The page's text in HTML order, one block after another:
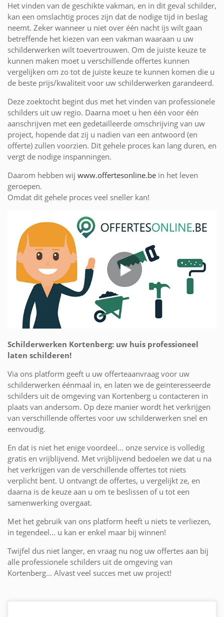
Het vinden van de geschikte vakman, en in dit geval schilder,
kan een omslachtig proces zijn dat de nodige tijd in beslag
neemt. Zeker wanneer u niet over één nacht ijs wilt gaan
betreffende het kiezen van een vakman waaraan u uw
schilderwerken wilt toevertrouwen. Om de juiste keuze te
kunnen maken moet u verschillende offertes kunnen
vergelijken om zo tot de juiste keuze te kunnen komen die u
de beste prijs/kwaliteit voor uw schilderwerken garandeerd.
Deze zoektocht begint dus met het vinden van professionele
schilders uit uw regio. Daarna moet u hen één voor één
aanschrijven met een gedetailleerde omschrijving van uw
project, hopende dat zij u nadien van een antwoord (en
offerte) zullen voorzien. Dit gehele proces kan lang duren, en
vergt de nodige inspanningen.
Daarom hebben wij www.offertesonline.be in het leven
geroepen.
Omdat dit gehele proces veel sneller kan!
Schilderwerken Kortenberg: uw huis professioneel
laten schilderen!
Via ons platform geeft u uw offerteaanvraag voor uw
schilderwerken éénmaal in, en laten we de geïnteresseerde
schilders uit de omgeving van Kortenberg u contacteren in
plaats van andersom. Op deze manier wordt het verkrijgen
van verschillende offertes voor uw schilderwerken snel en
eenvoudig.
En dat is niet het enige voordeel... onze service is volledig
gratis en vrijblijvend. Met vrijblijvend bedoelen we dat u na
het verkrijgen van de verschillende offertes tot niets
verplicht bent. U ontvangt de offertes, u vergelijkt ze, en
daarna is de keuze aan u om te beslissen of u tot een
samenwerking overgaat.
Met het gebruik van ons platform heeft u niets te verliezen,
in tegendeel... u kan er enkel maar bij winnen!
Twijfel dus niet langer, en vraag nu nog uw offertes aan bij
alle professionele schilders uit de omgeving van
Kortenberg... Alvast veel succes met uw project!